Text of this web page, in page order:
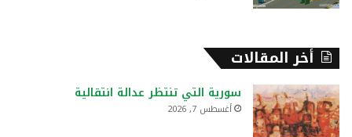
أخر المقالات
سورية التي تنتظر عدالة انتقالية
أغسطس 7, 2026